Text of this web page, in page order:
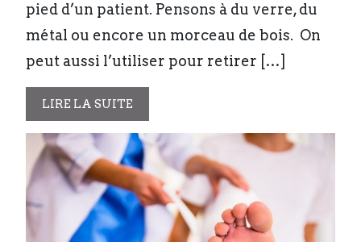
pied d’un patient. Pensons à du verre, du
métal ou encore un morceau de bois. On
peut aussi l’utiliser pour retirer […]
LIRE LA SUITE